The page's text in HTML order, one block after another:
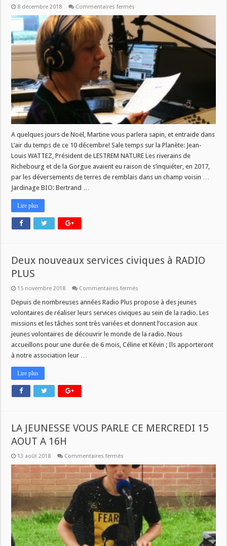
8 décembre 2018 Commentaires fermés
du
temps
du
10
décembre
A quelques jours de Noël, Martine vous parlera sapin, et entraide dans
L’air du temps de ce 10 décembre! Sale temps sur la Planète: Jean-
Louis WATTEZ, Président de LESTREM NATURE Les riverains de
Richebourg et de la Gorgue avaient eu raison de s’inquiéter, en 2017,
par les déversements de terres de remblais dans un champ voisin …
Jardinage BIO: Bertrand …
Lire plus
Deux nouveaux services civiques à RADIO
PLUS
15 novembre 2018 Commentaires fermés
nouveaux
services
civiques
à
RADIO
PLUS
Depuis de nombreuses années Radio Plus propose à des jeunes
volontaires de réaliser leurs services civiques au sein de la radio. Les
missions et les tâches sont très variées et donnent l’occasion aux
jeunes volontaires de découvrir le monde de la radio. Nous
accueillons pour une durée de 6 mois, Céline et Kévin ; Ils apporteront
à notre association leur …
Lire plus
LA JEUNESSE VOUS PARLE CE MERCREDI 15
AOUT A 16H
13 août 2018 Commentaires fermés
JEUNESSE
VOUS
PARLE
CE
MERCREDI
15
AOUT